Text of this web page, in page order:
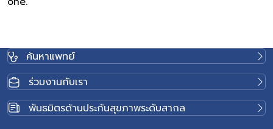
ค้นหาแพทย์
ร่วมงานกับเรา
พันธมิตรด้านประกันสุขภาพระดับสากล